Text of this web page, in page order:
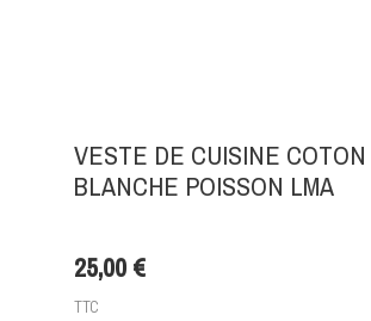
VESTE DE CUISINE COTON
BLANCHE POISSON LMA
25,00 €
TTC